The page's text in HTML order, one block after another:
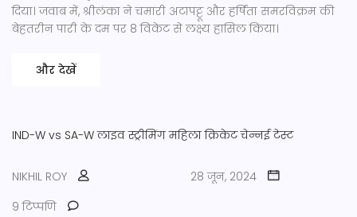
दिया। जवाब में, श्रीलंका ने चमारी अटापट्टू और हर्षिता समरविक्रम की
बेहतरीन पारी के दम पर 8 विकेट से लक्ष्य हासिल किया।
और देखें
IND-W vs SA-W लाइव स्ट्रीमिंग महिला क्रिकेट चेन्नई टेस्ट
NIKHIL ROY
28 जून, 2024
9 टिप्पणि